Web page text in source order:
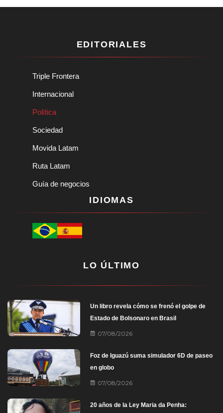
EDITORIALES
Triple Frontera
Internacional
Política
Sociedad
Movida Latam
Ruta Latam
Guía de negocios
IDIOMAS
LO ÚLTIMO
Un libro revela cómo se frenó el golpe de
Estado de Bolsonaro en Brasil
07/08/2026
Foz de Iguazú suma simulador 6D de paseo
en globo
07/08/2026
20 años de la Ley Maria da Penha: